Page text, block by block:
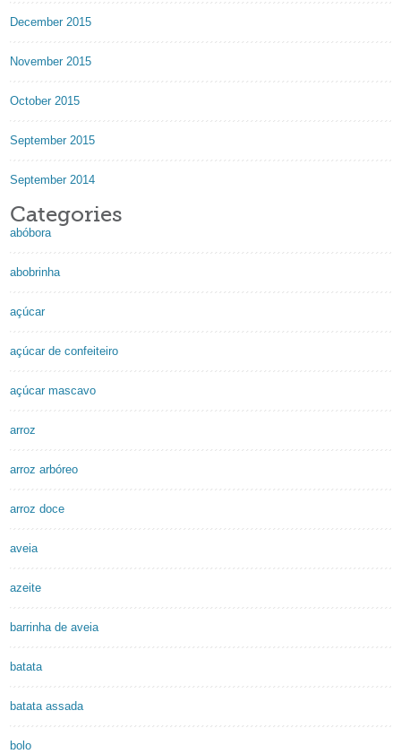
December 2015
November 2015
October 2015
September 2015
September 2014
Categories
abóbora
abobrinha
açúcar
açúcar de confeiteiro
açúcar mascavo
arroz
arroz arbóreo
arroz doce
aveia
azeite
barrinha de aveia
batata
batata assada
bolo